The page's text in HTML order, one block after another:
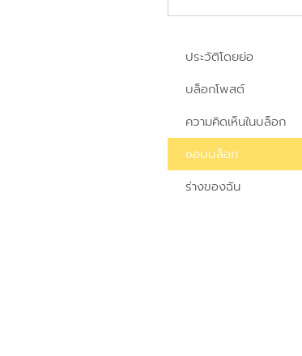
ประวัติโดยย่อ
บล็อกโพสต์
ความคิดเห็นในบล็อก
ชอบบล็อก
ร่างของฉัน